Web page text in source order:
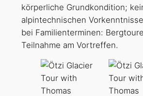
körperliche Grundkondition;
alpintechnischen
bei Familienterminen:
Teilnahme am Vortreffen.